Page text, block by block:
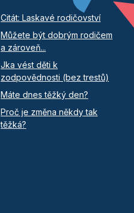
Citát: Laskavé rodičovství
Můžete být dobrým rodičem
a zároveň...
Jka vést děti k
zodpovědnosti (bez trestů)
Máte dnes těžký den?
Proč je změna někdy tak
těžká?